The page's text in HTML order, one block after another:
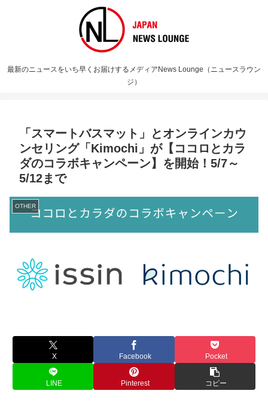
最新のニュースをいち早くお届けするメディアNews Lounge（ニュースラウン
ジ）
「スマートバスマット」とオンラインカウ
ンセリング「Kimochi」が【ココロとカラ
ダのコラボキャンペーン】を開始！5/7～
5/12まで
OTHER
X Facebook Pocket
LINE Pinterest コピー